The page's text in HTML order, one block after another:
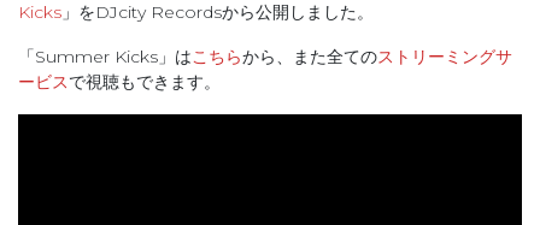
Kicks 」をDJcity Recordsから公開しました。
「Summer Kicks」はこちらから、また全てのストリーミングサ
ービスで視聴もできます。